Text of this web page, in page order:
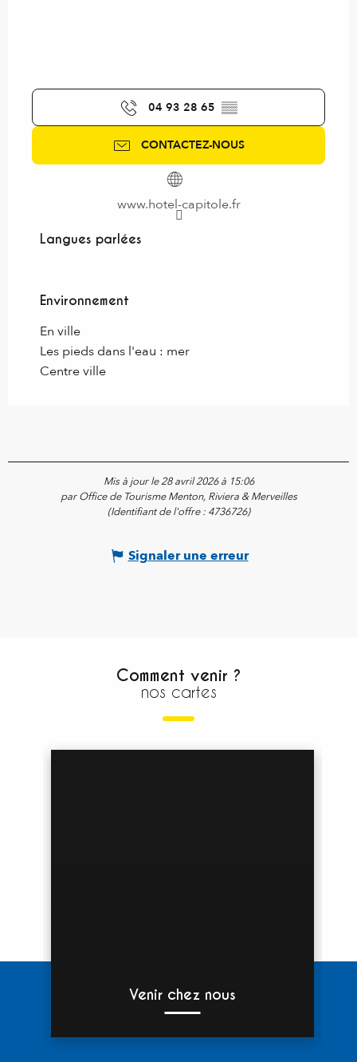
04 93 28 65 ▒▒
CONTACTEZ-NOUS
www.hotel-capitole.fr
Langues parlées
Langues parlées
Environnement
Environnement
En ville
Les pieds dans l'eau : mer
Centre ville
Mis à jour le 28 avril 2026 à 15:06
par Office de Tourisme Menton, Riviera & Merveilles
(Identifiant de l'offre : 4736726)
Signaler une erreur
Comment venir ?
nos cartes
Venir chez nous